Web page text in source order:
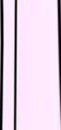
当院の施術を受
施術を体験でき
。
て、自分自身の
ャーがあります